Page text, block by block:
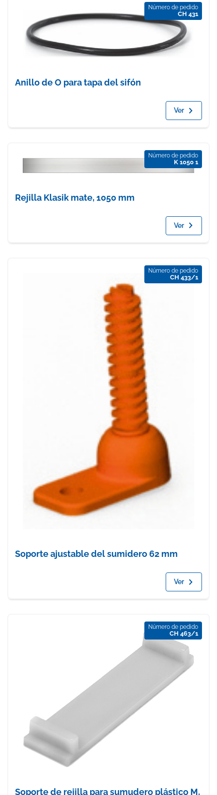
Número de pedido
CH 431
Anillo de O para tapa del sifón
Ver
Número de pedido
K 1050 1
Rejilla Klasik mate, 1050 mm
Ver
Número de pedido
CH 433/1
Soporte ajustable del sumidero 62 mm
Ver
Número de pedido
CH 463/1
Soporte de rejilla para sumudero plástico M,